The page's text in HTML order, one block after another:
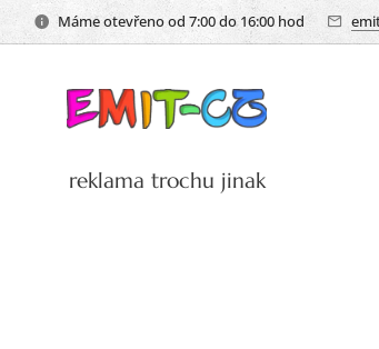
Máme otevřeno od 7:00 do 16:00 hod
reklama trochu jinak